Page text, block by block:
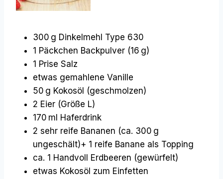
300 g Dinkelmehl Type 630
1 Päckchen Backpulver (16 g)
1 Prise Salz
etwas gemahlene Vanille
50 g Kokosöl (geschmolzen)
2 Eier (Größe L)
170 ml Haferdrink
2 sehr reife Bananen (ca. 300 g
ungeschält)+ 1 reife Banane als Topping
ca. 1 Handvoll Erdbeeren (gewürfelt)
etwas Kokosöl zum Einfetten